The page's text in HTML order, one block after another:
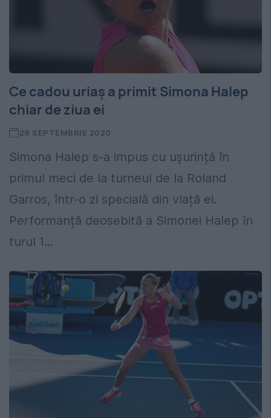
Ce cadou uriaș a primit Simona Halep
chiar de ziua ei
28 SEPTEMBRIE 2020
Simona Halep s-a impus cu ușurință în
primul meci de la turneul de la Roland
Garros, într-o zi specială din viață ei.
Performanță deosebită a Simonei Halep în
turul 1...